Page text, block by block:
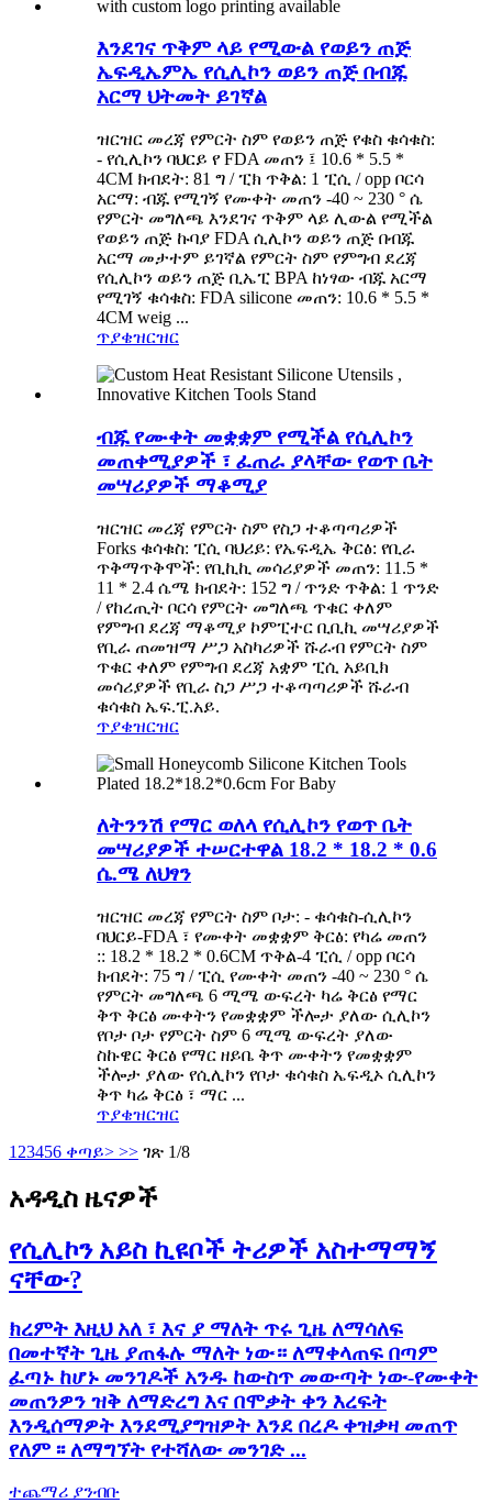
እንደገና ጥቅም ላይ የሚውል የወይን ጠጅ
ኤፍዲኤምኤ የሲሊኮን ወይን ጠጅ በብጁ
አርማ ህትመት ይገኛል
ዝርዝር መረጃ የምርት ስም የወይን ጠጅ የቁስ ቁሳቁስ:
- የሲሊኮን ባህርይ የ FDA መጠን ፤ 10.6 * 5.5 *
4CM ክብደት: 81 ግ / ፒክ ጥቅል: 1 ፒሲ / opp ቦርሳ
አርማ: ብጁ የሚገኝ የሙቀት መጠን -40 ~ 230 ° ሴ
የምርት መግለጫ እንደገና ጥቅም ላይ ሊውል የሚችል
የወይን ጠጅ ኩባያ FDA ሲሊኮን ወይን ጠጅ በብጁ
አርማ መታተም ይገኛል የምርት ስም የምግብ ደረጃ
የሲሊኮን ወይን ጠጅ ቢኤፒ BPA ከነፃው ብጁ አርማ
የሚገኝ ቁሳቁስ: FDA silicone መጠን: 10.6 * 5.5 *
4CM weig ...
ጥያቄዝርዝር
ብጁ የሙቀት መቋቋም የሚችል የሲሊኮን
መጠቀሚያዎች ፣ ፈጠራ ያላቸው የወጥ ቤት
መሣሪያዎች ማቆሚያ
ዝርዝር መረጃ የምርት ስም የስጋ ተቆጣጣሪዎች
Forks ቁሳቁስ: ፒሲ ባህሪይ: የኤፍዲኤ ቅርፅ: የቢራ
ጥቅማጥቅሞች: የቢኪኪ መሳሪያዎች መጠን: 11.5 *
11 * 2.4 ሴሜ ክብደት: 152 ግ / ጥንድ ጥቅል: 1 ጥንድ
/ የከረጢት ቦርሳ የምርት መግለጫ ጥቁር ቀለም
የምግብ ደረጃ ማቆሚያ ኮምፒተር ቢቢኪ መሣሪያዎች
የቢራ ጠመዝማ ሥጋ አስካሪዎች ሹራብ የምርት ስም
ጥቁር ቀለም የምግብ ደረጃ አቋም ፒሲ አይቢክ
መሳሪያዎች የቢራ ስጋ ሥጋ ተቆጣጣሪዎች ሹራብ
ቁሳቁስ ኤፍ.ፒ.አይ.
ጥያቄዝርዝር
ለትንንሽ የማር ወለላ የሲሊኮን የወጥ ቤት
መሣሪያዎች ተሠርተዋል 18.2 * 18.2 * 0.6
ሴ.ሜ ለህፃን
ዝርዝር መረጃ የምርት ስም ቦታ: - ቁሳቁስ-ሲሊኮን
ባህርይ-FDA ፣ የሙቀት መቋቋም ቅርፅ: የካሬ መጠን
:: 18.2 * 18.2 * 0.6CM ጥቅል-4 ፒሲ / opp ቦርሳ
ክብደት: 75 ግ / ፒሲ የሙቀት መጠን -40 ~ 230 ° ሴ
የምርት መግለጫ 6 ሚሜ ውፍረት ካሬ ቅርፅ የማር
ቅጥ ቅርፅ ሙቀትን የመቋቋም ችሎታ ያለው ሲሊኮን
የቦታ ቦታ የምርት ስም 6 ሚሜ ውፍረት ያለው
ስኩዌር ቅርፅ የማር ዘይቤ ቅጥ ሙቀትን የመቋቋም
ችሎታ ያለው የሲሊኮን የቦታ ቁሳቁስ ኤፍዲኦ ሲሊኮን
ቅጥ ካሬ ቅርፅ ፣ ማር ...
ጥያቄዝርዝር
1 23456 ቀጣይ> >> ገጽ 1/8
አዳዲስ ዜናዎች
የሲሊኮን አይስ ኪዩቦች ትሪዎች አስተማማኝ
ናቸው?
ክረምት እዚህ አለ ፣ እና ያ ማለት ጥሩ ጊዜ ለማሳለፍ
በመተኛት ጊዜ ያጠፋሉ ማለት ነው። ለማቀላጠፍ በጣም
ፈጣኑ ከሆኑ መንገዶች አንዱ ከውስጥ መውጣት ነው-የሙቀት
መጠንዎን ዝቅ ለማድረግ እና በሞቃት ቀን እረፍት
እንዲሰማዎት እንደሚያግዝዎት እንደ በረዶ ቀዝቃዛ መጠጥ
የለም ፡፡ ለማግኘት የተሻለው መንገድ ...
ተጨማሪ ያንብቡ